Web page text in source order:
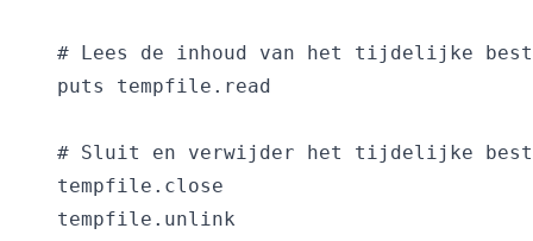
# Lees de inhoud van het tijdelijke
puts tempfile.read
# Sluit en verwijder het tijdelijke
tempfile.close
tempfile.unlink